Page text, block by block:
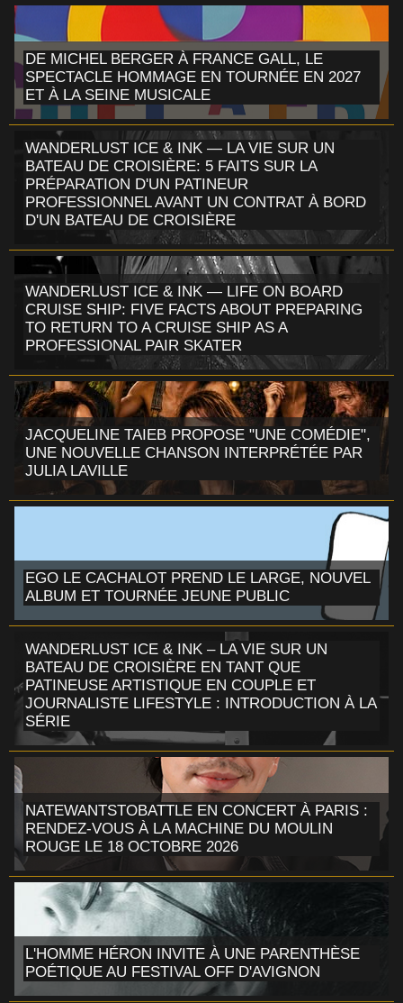
DE MICHEL BERGER À FRANCE GALL, LE
SPECTACLE HOMMAGE EN TOURNÉE EN 2027
ET À LA SEINE MUSICALE
WANDERLUST ICE & INK — LA VIE SUR UN
BATEAU DE CROISIÈRE: 5 FAITS SUR LA
PRÉPARATION D'UN PATINEUR
PROFESSIONNEL AVANT UN CONTRAT À BORD
D'UN BATEAU DE CROISIÈRE
WANDERLUST ICE & INK — LIFE ON BOARD
CRUISE SHIP: FIVE FACTS ABOUT PREPARING
TO RETURN TO A CRUISE SHIP AS A
PROFESSIONAL PAIR SKATER
JACQUELINE TAIEB PROPOSE "UNE COMÉDIE",
UNE NOUVELLE CHANSON INTERPRÉTÉE PAR
JULIA LAVILLE
EGO LE CACHALOT PREND LE LARGE, NOUVEL
ALBUM ET TOURNÉE JEUNE PUBLIC
WANDERLUST ICE & INK – LA VIE SUR UN
BATEAU DE CROISIÈRE EN TANT QUE
PATINEUSE ARTISTIQUE EN COUPLE ET
JOURNALISTE LIFESTYLE : INTRODUCTION À LA
SÉRIE
NATEWANTSTOBATTLE EN CONCERT À PARIS :
RENDEZ-VOUS À LA MACHINE DU MOULIN
ROUGE LE 18 OCTOBRE 2026
L'HOMME HÉRON INVITE À UNE PARENTHÈSE
POÉTIQUE AU FESTIVAL OFF D'AVIGNON